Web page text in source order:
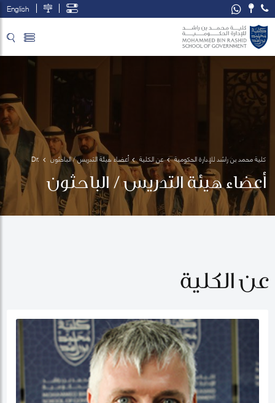
English
كلية محمد بن راشد للإدارة الحكومية عن الكلية أعضاء هيئة التدريس / الباحثون
Dr.
Scott
Fargher
أعضاء هيئة التدريس / الباحثون
عن الكلية